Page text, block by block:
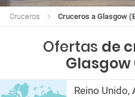
Cruceros a Glasgow
Cruceros
Ofertas de
Glasgow
Reino Unido,